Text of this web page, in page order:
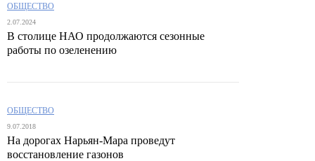
ОБЩЕСТВО
2.07.2024
В столице НАО продолжаются сезонные
работы по озеленению
ОБЩЕСТВО
9.07.2018
На дорогах Нарьян-Мара проведут
восстановление газонов